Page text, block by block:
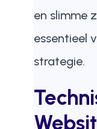
en slimme
essentieel
strategie.